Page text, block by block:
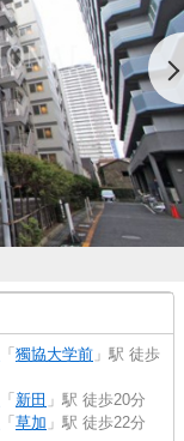
「獨協大学前 」駅 徒歩
「新田 」駅 徒歩20分
「草加 」駅 徒歩22分